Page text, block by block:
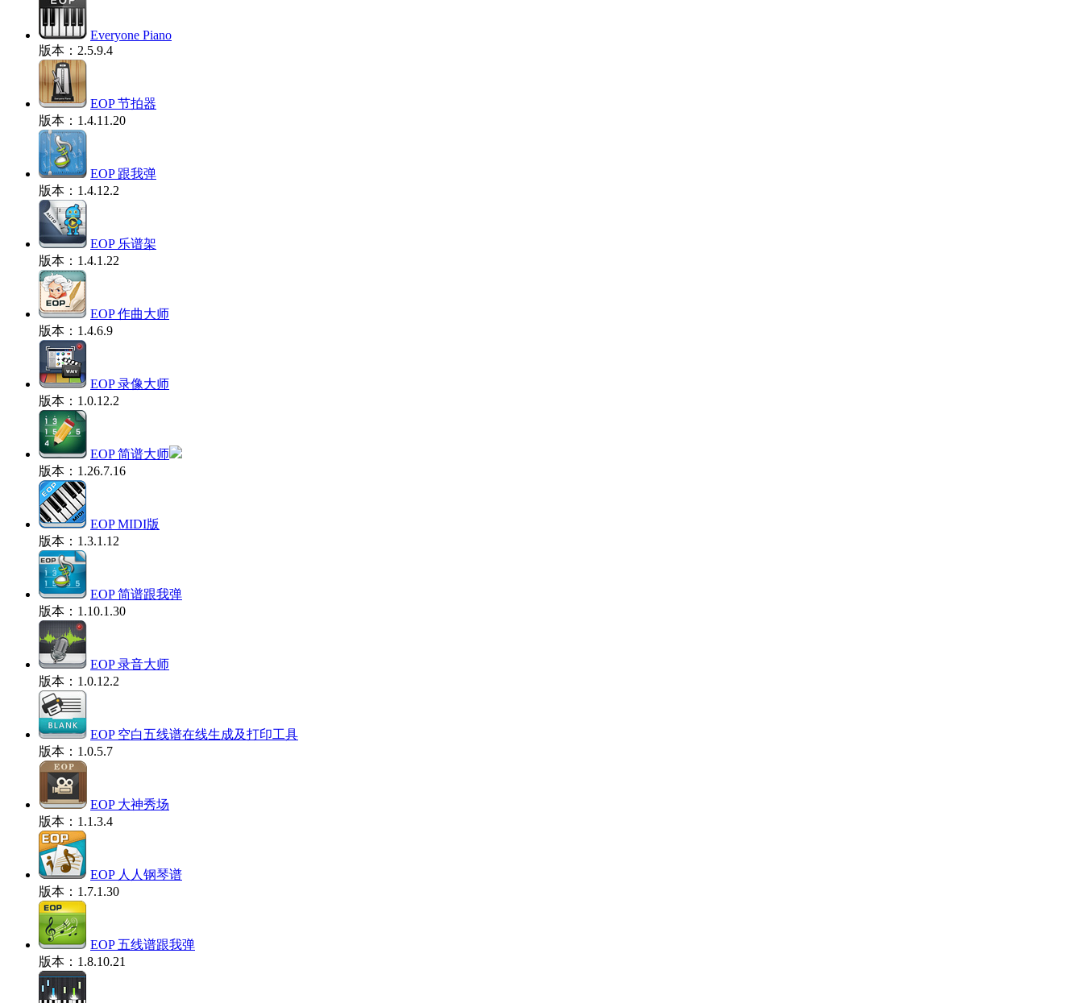
Everyone Piano
版本：2.5.9.4
EOP 节拍器
版本：1.4.11.20
EOP 跟我弹
版本：1.4.12.2
EOP 乐谱架
版本：1.4.1.22
EOP 作曲大师
版本：1.4.6.9
EOP 录像大师
版本：1.0.12.2
EOP 简谱大师
版本：1.26.7.16
EOP MIDI版
版本：1.3.1.12
EOP 简谱跟我弹
版本：1.10.1.30
EOP 录音大师
版本：1.0.12.2
EOP 空白五线谱在线生成及打印工具
版本：1.0.5.7
EOP 大神秀场
版本：1.1.3.4
EOP 人人钢琴谱
版本：1.7.1.30
EOP 五线谱跟我弹
版本：1.8.10.21